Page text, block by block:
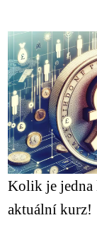
Kolik je jedna
aktuální kurz!